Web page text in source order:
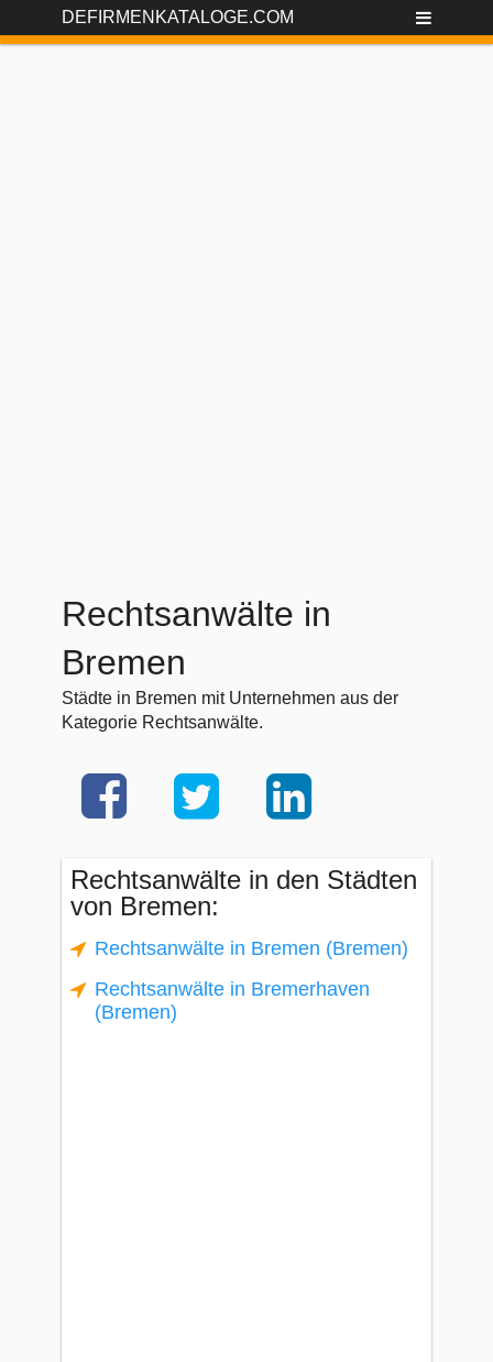
DEFIRMENKATALOGE.COM
Rechtsanwälte in
Bremen
Städte in Bremen mit Unternehmen aus der
Kategorie Rechtsanwälte.
Rechtsanwälte in den Städten
von Bremen:
Rechtsanwälte in Bremen (Bremen)
Rechtsanwälte in Bremerhaven
(Bremen)